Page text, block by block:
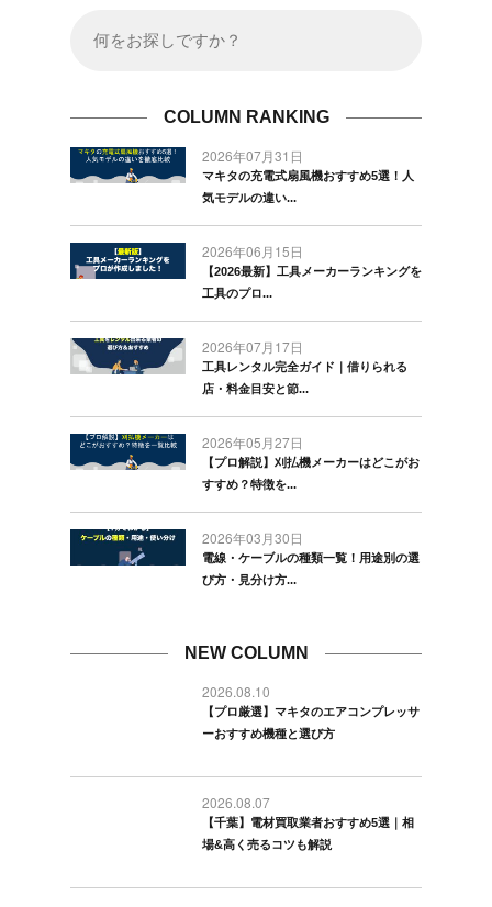
COLUMN RANKING
2026年07月31日
マキタの充電式扇風機おすすめ5選！人
気モデルの違い...
2026年06月15日
【2026最新】工具メーカーランキングを
工具のプロ...
2026年07月17日
工具レンタル完全ガイド｜借りられる
店・料金目安と節...
2026年05月27日
【プロ解説】刈払機メーカーはどこがお
すすめ？特徴を...
2026年03月30日
電線・ケーブルの種類一覧！用途別の選
び方・見分け方...
NEW COLUMN
2026.08.10
【プロ厳選】マキタのエアコンプレッサ
ーおすすめ機種と選び方
2026.08.07
【千葉】電材買取業者おすすめ5選｜相
場&高く売るコツも解説